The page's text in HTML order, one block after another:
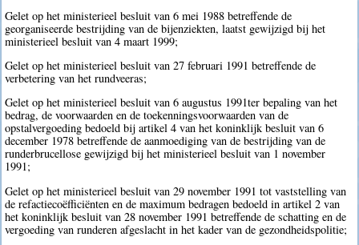
Gelet op het ministerieel besluit van 6 mei 1988 betreffende de
georganiseerde bestrijding van de bijenziekten, laatst gewijzigd bij het
ministerieel besluit van 4 maart 1999;
Gelet op het ministerieel besluit van 27 februari 1991 betreffende de
verbetering van het rundveeras;
Gelet op het ministerieel besluit van 6 augustus 1991ter bepaling van het
bedrag, de voorwaarden en de toekenningsvoorwaarden van de
opstalvergoeding bedoeld bij artikel 4 van het koninklijk besluit van 6
december 1978 betreffende de aanmoediging van de bestrijding van de
runderbrucellose gewijzigd bij het ministerieel besluit van 1 november
1991;
Gelet op het ministerieel besluit van 29 november 1991 tot vaststelling van
de refactiecoëfficiënten en de maximum bedragen bedoeld in artikel 2 van
het koninklijk besluit van 28 november 1991 betreffende de schatting en de
vergoeding van runderen afgeslacht in het kader van de gezondheidspolitie;